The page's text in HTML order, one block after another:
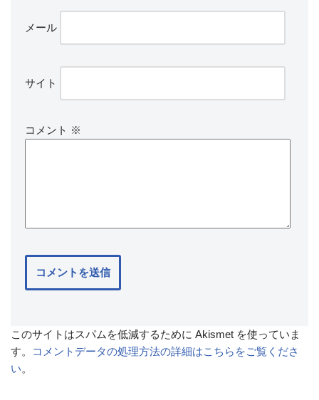
メール
サイト
コメント ※
このサイトはスパムを低減するために Akismet を使っていま
す。
コメントデータの処理方法の詳細はこちらをご覧くださ
い。